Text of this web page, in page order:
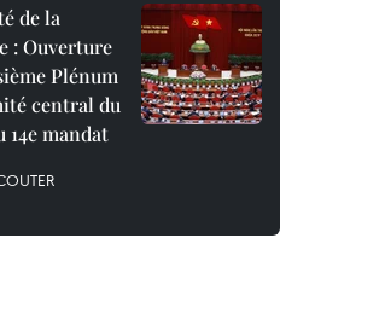
de la
: Ouverture
Plénum
central du
14e mandat